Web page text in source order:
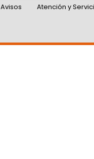
Avisos Atención y